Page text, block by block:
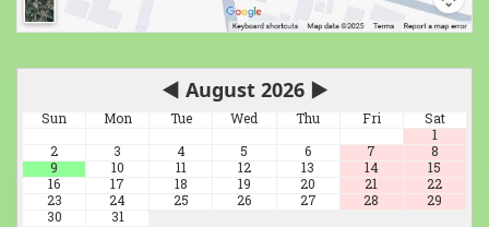
◀ August 2026 ▶
Sun Mon Tue Wed Thu Fri
Sat
1
2
3 4 5 6 7
8
9
10 11 12 13 14
15
16
17 18 19 20 21
22
23
24 25 26 27 28
29
30
31